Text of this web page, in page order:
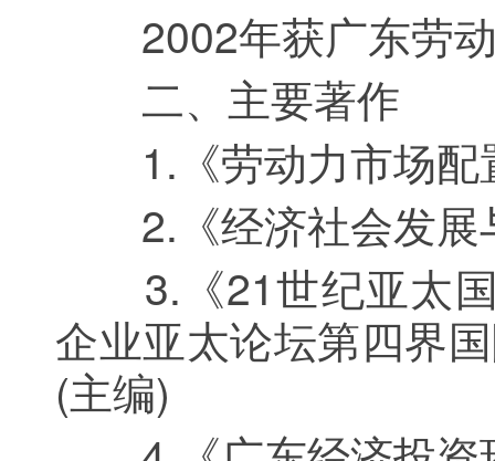
2002年获广东劳动
二、主要著作
1.《劳动力市场配
2.《经济社会发展
3.《21世纪亚太国
企业亚太论坛第四界
(主编)